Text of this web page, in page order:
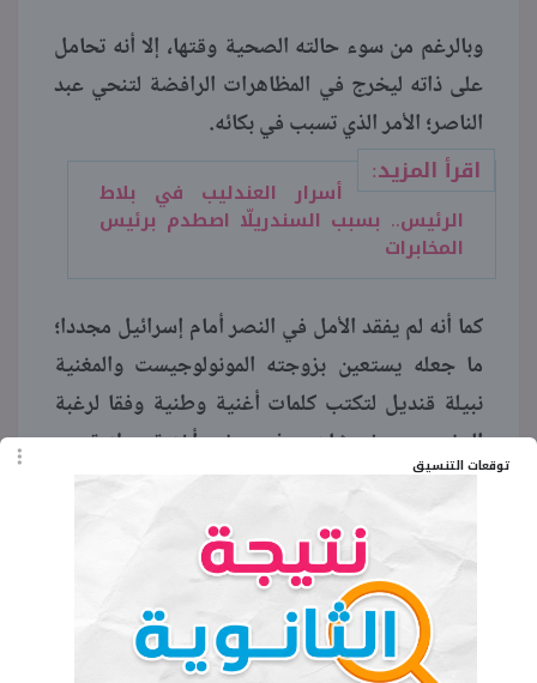
توقعات التنسيق
وبالرغم من سوء حالته الصحية وقتها، إلا أنه تحامل
على ذاته ليخرج في المظاهرات الرافضة لتنحي عبد
الناصر؛ الأمر الذي تسبب في بكائه.
اقرأ المزيد:
أسرار العندليب في بلاط
الرئيس.. بسبب السندريلّا اصطدم برئيس
المخابرات
كما أنه لم يفقد الأمل في النصر أمام إسرائيل مجددا؛
ما جعله يستعين بزوجته المونولوجيست والمغنية
نبيلة قنديل لتكتب كلمات أغنية وطنية وفقا لرغبة
المخرج يوسف شاهين في وضع أغنية وطنية من
ألحان «إسماعيل» في نهاية فيلمه «العصفور» الذي
عرض عام 1972، ليلحن ويوزع أغنية «رايحين
شايلين في إيدنا سلاح».